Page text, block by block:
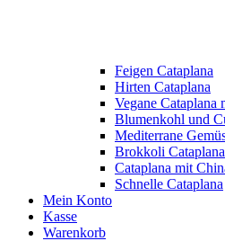
Feigen Cataplana
Hirten Cataplana
Vegane Cataplana
Blumenkohl und
Mediterrane
Brokkoli Cataplana
Cataplana mit
Schnelle Cataplana
Mein Konto
Kasse
Warenkorb